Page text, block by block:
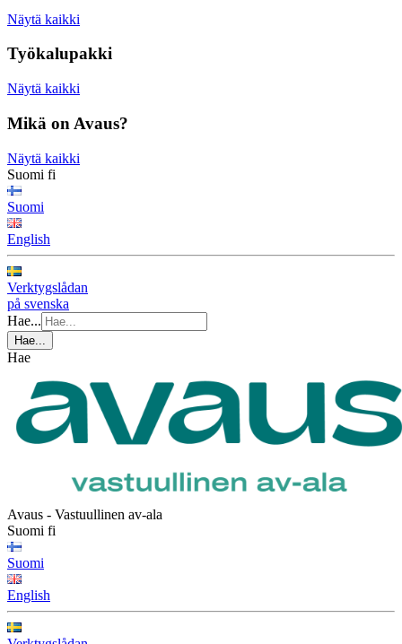
Näytä kaikki
Työkalupakki
Näytä kaikki
Mikä on Avaus?
Näytä kaikki
Suomi fi
Suomi
English
Verktygslådan
på svenska
Hae...
Hae...
Hae
Avaus - Vastuullinen av-ala
Suomi fi
Suomi
English